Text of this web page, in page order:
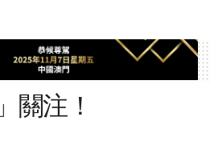
關注！